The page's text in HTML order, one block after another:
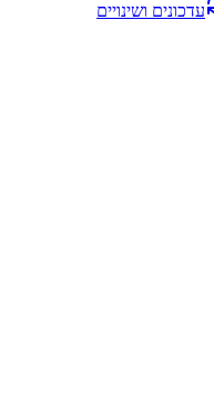
עדכונים ושינויים